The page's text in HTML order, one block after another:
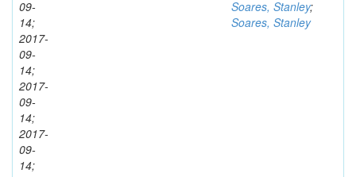
09-
14;
2017-
09-
14;
2017-
09-
14;
2017-
09-
14;
Soares, Stanley;
Soares, Stanley